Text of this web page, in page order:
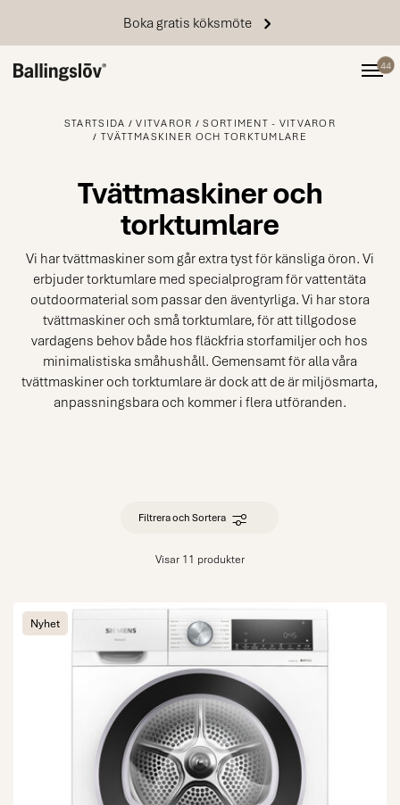
Boka gratis köksmöte
44
STARTSIDA VITVAROR
SORTIMENT - VITVAROR
TVÄTTMASKINER OCH TORKTUMLARE
Tvättmaskiner och
torktumlare
Vi har tvättmaskiner som går extra tyst för känsliga öron. Vi
erbjuder torktumlare med specialprogram för vattentäta
outdoormaterial som passar den äventyrliga. Vi har stora
tvättmaskiner och små torktumlare, för att tillgodose
vardagens behov både hos fläckfria storfamiljer och hos
minimalistiska småhushåll. Gemensamt för alla våra
tvättmaskiner och torktumlare är dock att de är miljösmarta,
anpassningsbara och kommer i flera utföranden.
Filtrera och Sortera
Visar 11 produkter
Nyhet